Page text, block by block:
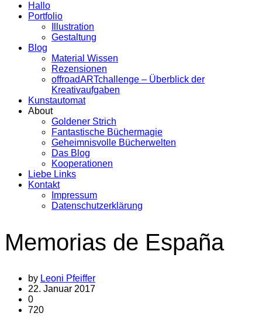
Hallo
Portfolio
Illustration
Gestaltung
Blog
Material Wissen
Rezensionen
offroadARTchallenge – Überblick der
Kreativaufgaben
Kunstautomat
About
Goldener Strich
Fantastische Büchermagie
Geheimnisvolle Bücherwelten
Das Blog
Kooperationen
Liebe Links
Kontakt
Impressum
Datenschutzerklärung
Memorias de España
by Leoni Pfeiffer
22. Januar 2017
0
720